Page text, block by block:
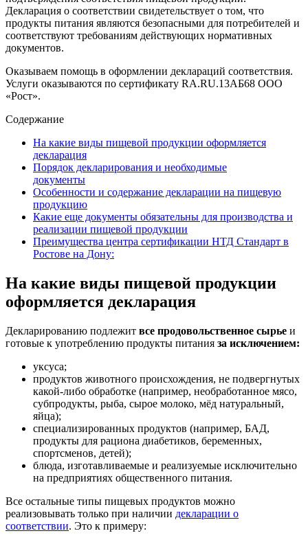
Декларация о соответствии свидетельствует о том, что
продукты питания являются безопасными для потребителей и
соответствуют требованиям действующих нормативных
документов.
Оказываем помощь в оформлении деклараций соответствия.
Услуги оказываются по сертификату RA.RU.13АБ68 ООО
«Рост».
Содержание
На какие виды пищевой продукции оформляется
декларация
Порядок декларирования и необходимые
документы
Особенности и содержание декларации на пищевую
продукцию
Какие еще документы обязательны для производства и
реализации пищевой продукции
Преимущества центра сертификации НТД Стандарт в
Ростове на Дону:
На какие виды пищевой продукции
оформляется декларация
Декларированию подлежит все продовольственное сырье и
готовые к употреблению продукты питания за исключением:
уксуса;
продуктов животного происхождения, не подвергнутых
какой-либо обработке (например, необработанное мясо,
субпродукты, рыба, сырое молоко, мёд натуральный,
яйца);
специализированных продуктов (например, БАД,
продукты для рациона диабетиков, беременных,
спортсменов, детей);
блюда, изготавливаемые и реализуемые исключительно
на предприятиях общественного питания.
Все остальные типы пищевых продуктов можно
реализовывать только при наличии декларации о
соответствии. Это к примеру: